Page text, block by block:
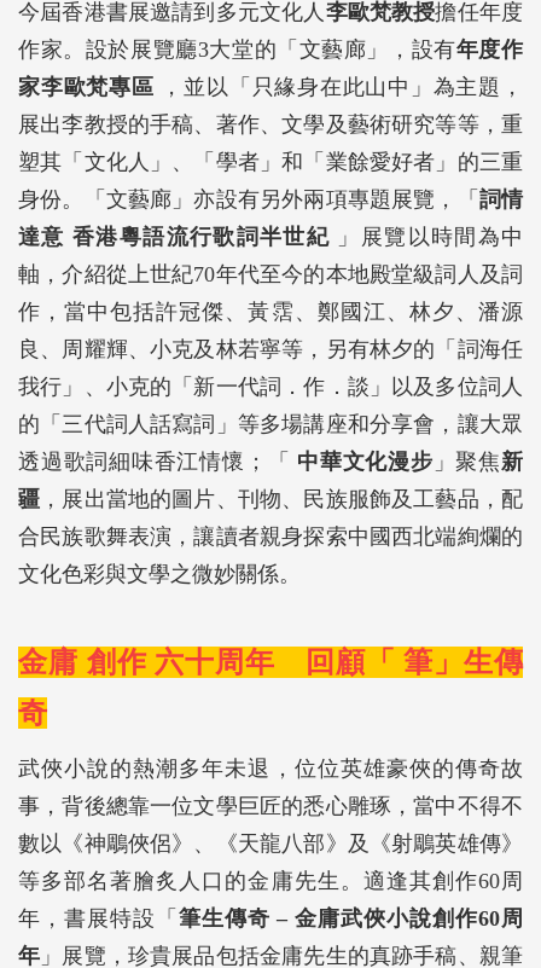
今屆香港書展邀請到多元文化人 李歐梵教授擔任年度
作家。設於展覽廳3大堂的「文藝廊」，設有年度作
家李歐梵專區 ，並以「只緣身在此山中」為主題，
展出李教授的手稿、著作、文學及藝術研究等等，重
塑其「文化人」、「學者」和「業餘愛好者」的三重
身份。「文藝廊」亦設有另外兩項專題展覽，「 詞情
達意 香港粵語流行歌詞半世紀 」展覽以時間為中
軸，介紹從上世紀70年代至今的本地殿堂級詞人及詞
作，當中包括許冠傑、黃霑、鄭國江、林夕、潘源
良、周耀輝、小克及林若寧等，另有林夕的「詞海任
我行」、小克的「新一代詞．作．談」以及多位詞人
的「三代詞人話寫詞」等多場講座和分享會，讓大眾
透過歌詞細味香江情懷；「 中華文化漫步 」聚焦新
疆 ，展出當地的圖片、刊物、民族服飾及工藝品，配
合民族歌舞表演，讓讀者親身探索中國西北端絢爛的
文化色彩與文學之微妙關係。
金庸 創作 六十周年 回顧「 筆」生傳
奇
武俠小說的熱潮多年未退，位位英雄豪俠的傳奇故
事，背後總靠一位文學巨匠的悉心雕琢，當中不得不
數以《神鵰俠侶》、《天龍八部》及《射鵰英雄傳》
等多部名著膾炙人口的金庸先生。適逢其創作60周
年，書展特設「 筆生傳奇 –金庸武俠小說創作60周
年 」展覽，珍貴展品包括金庸先生的真跡手稿、親筆